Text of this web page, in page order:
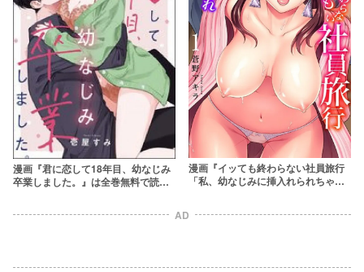
漫画『君に恋して18年目、幼なじみ
卒業しました。』は全巻無料で読め
漫画『イッても終わらない社員旅行
「私、幼なじみに挿入れられちゃっ
キラ】
AD